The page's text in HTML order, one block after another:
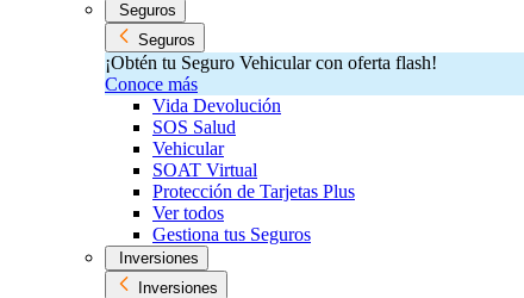
Seguros
Seguros
¡Obtén tu Seguro Vehicular con oferta flash!
Conoce más
Vida Devolución
SOS Salud
Vehicular
SOAT Virtual
Protección de Tarjetas Plus
Ver todos
Gestiona tus Seguros
Inversiones
Inversiones